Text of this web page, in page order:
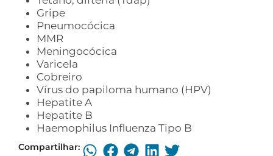
Gripe
Pneumocócica
MMR
Meningocócica
Varicela
Cobreiro
Vírus do papiloma humano (HPV)
Hepatite A
Hepatite B
Haemophilus Influenza Tipo B
Compartilhar: